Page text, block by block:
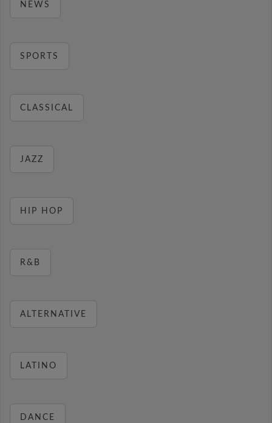
NEWS
SPORTS
CLASSICAL
JAZZ
HIP HOP
R&B
ALTERNATIVE
LATINO
DANCE